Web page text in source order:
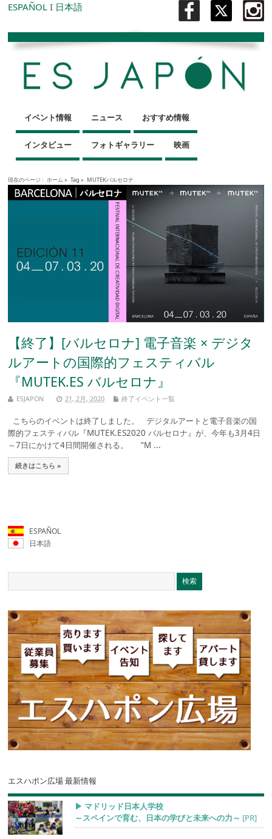
ESPAÑOL I 日本語
イベント情報 ニュース おすすめ情報
インタビュー フォトギャラリー 映画
現在のページ : ホーム » Tag » MUTEKバルセロナ
【終了】[バルセロナ] 電子音楽 × デジタ
ルアートの国際的フェスティバル
『MUTEK.ES バルセロナ』
ESJAPON 21, 2月, 2020 終了イベント一覧
こちらのイベントは終了しました。 デジタルアートと電子音楽の国
際的フェスティバル『MUTEK.ES2020 バルセロナ』が、今年も3月4日
～7日にかけて4日間開催される。 “M ...
続きはこちら »
ESPAÑOL
日本語
エスハポン広場 最新情報
▶︎ マドリッド日本人学校
～スペインで育む、日本の学びと未来への力～ [PR]